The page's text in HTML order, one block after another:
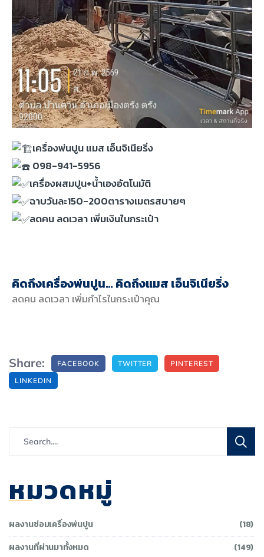
เครื่องพ่นปูน แมส เอ็นจิเนียริ่ง
098-941-5956
เครื่องผสมปูน+น้ำเองอัตโนมัติ
ฉาบวันละ150-200ตารางเมตรสบายๆ
ลดคน ลดเวลา เพิ่มเงินในกระเป๋า
คิดถึงเครื่องพ่นปูน… คิดถึงแมส เอ็นจิเนียริ่ง
ลดคน ลดเวลา เพิ่มกำไรในกระเป๋าคุณ
Share: FACEBOOK TWITTER
PINTEREST
LINKEDIN
หมวดหมู่
ผลงานซ่อมเครื่องพ่นปูน
(18)
ผลงานที่ผ่านมาทั้งหมด
(149)